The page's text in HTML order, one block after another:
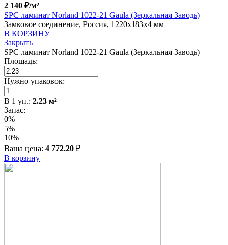
2 140 ₽/м²
SPC ламинат Norland 1022-21 Gaula (Зеркальная Заводь)
Замковое соединение, Россия, 1220x183x4 мм
В КОРЗИНУ
Закрыть
SPC ламинат Norland 1022-21 Gaula (Зеркальная Заводь)
Площадь:
Нужно упаковок:
В 1 уп.: 2.23 м²
Запас:
0%
5%
10%
Ваша цена: 4 772.20 ₽
В корзину